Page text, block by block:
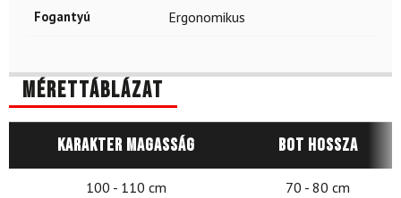
Fogantyú Ergonomikus
Mérettáblázat
Karakter magasság Bot hossza
100 - 110 cm 70 - 80 cm